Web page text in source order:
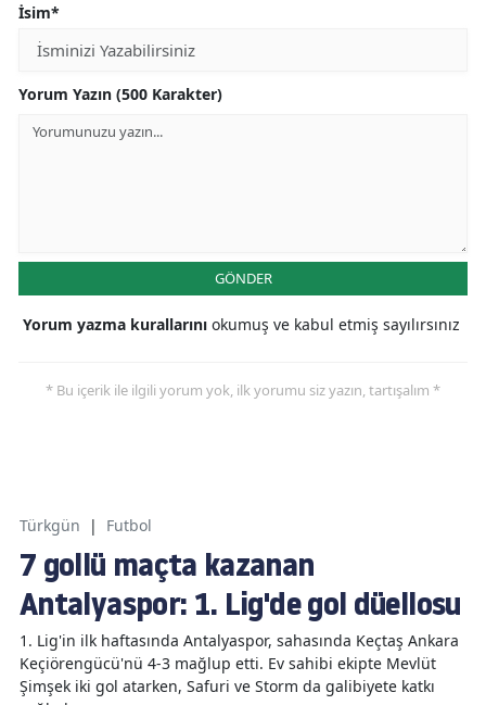
İsim*
Yorum Yazın (500 Karakter)
GÖNDER
Yorum yazma kurallarını okumuş ve kabul etmiş sayılırsınız
* Bu içerik ile ilgili yorum yok, ilk yorumu siz yazın, tartışalım *
Türkgün | Futbol
7 gollü maçta kazanan
Antalyaspor: 1. Lig'de gol düellosu
1. Lig'in ilk haftasında Antalyaspor, sahasında Keçtaş Ankara
Keçiörengücü'nü 4-3 mağlup etti. Ev sahibi ekipte Mevlüt
Şimşek iki gol atarken, Safuri ve Storm da galibiyete katkı